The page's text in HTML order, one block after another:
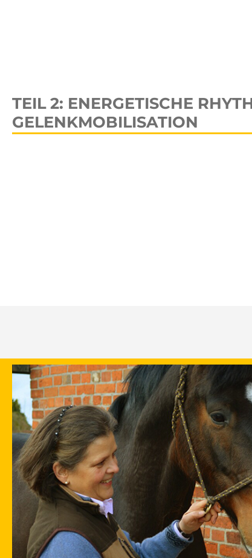
TEIL 2: ENERGETISCHE
GELENKMOBILISATION